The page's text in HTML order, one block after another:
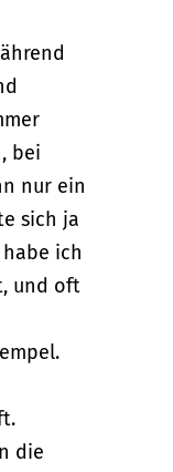
bei
nur ein
sich ja
ich
und oft
die